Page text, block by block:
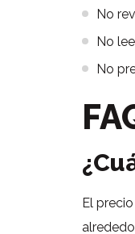
No
No
No
El